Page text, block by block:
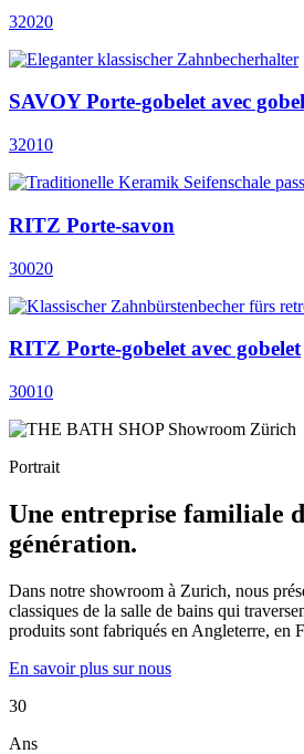
32020
SAVOY Porte-gobelet avec
32010
RITZ Porte-savon
30020
RITZ Porte-gobelet avec gobelet
30010
Portrait
Une entreprise familiale
génération.
Dans notre showroom à Zurich, nous
classiques de la salle de bains qui
produits sont fabriqués en Angleterre, en
En savoir plus sur nous
30
Ans